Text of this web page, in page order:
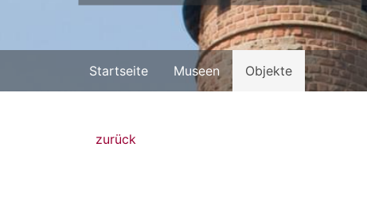
Startseite Museen Objekte
zurück